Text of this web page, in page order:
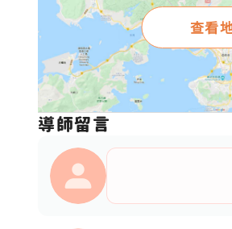
查看
導師留言